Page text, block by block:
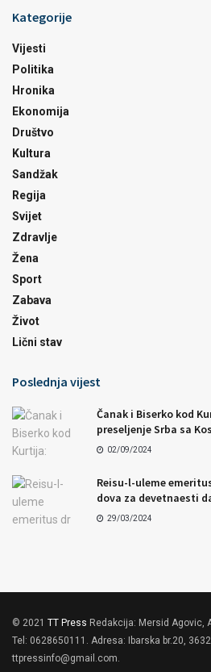
Kategorije
Vijesti
Politika
Hronika
Ekonomija
Društvo
Kultura
Sandžak
Regija
Svijet
Zdravlje
Žena
Sport
Zabava
Život
Lični stav
Poslednja vijest
Čanak i Biserko kod
preseljenje Srba sa
02/09/2024
Reisu-l-uleme
dova za devetnaesti
29/03/2024
© 2021 TT Press Redakcija: Mersid Agovic,
Tel: 0628650111. Adresa: Ibarska br.20,
ttpressinfo@gmail.com